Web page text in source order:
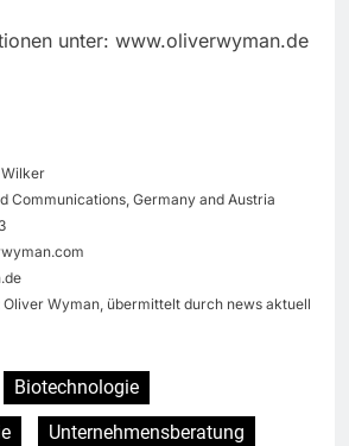
unter: www.oliverwyman.de
Communications, Germany and Austria
Wyman, übermittelt durch news aktuell
Biotechnologie
Unternehmensberatung